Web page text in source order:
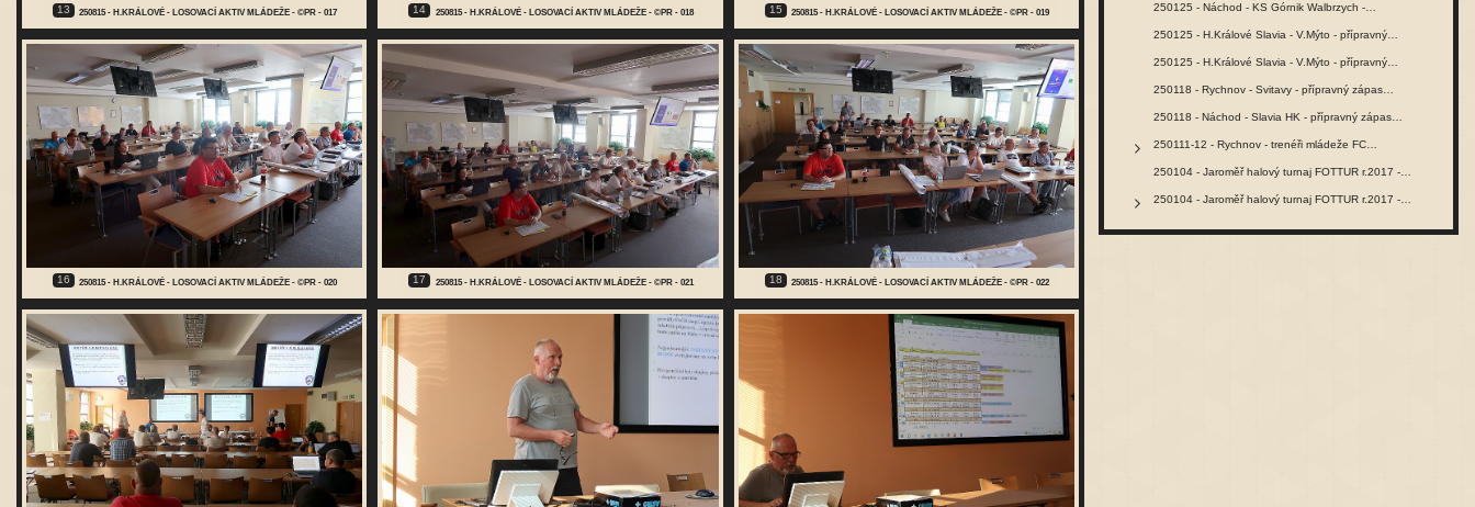
13 250815 - H.KRÁLOVÉ - LOSOVACÍ AKTIV MLÁDEŽE - ©PR - 017 14 250815 - H.KRÁLOVÉ - LOSOVACÍ AKTIV MLÁDEŽE - ©PR - 018 15 250815 - H.KRÁLOVÉ - LOSOVACÍ AKTIV MLÁDEŽE - ©PR - 019
16 250815 - H.KRÁLOVÉ - LOSOVACÍ AKTIV MLÁDEŽE - ©PR - 020 17 250815 - H.KRÁLOVÉ - LOSOVACÍ AKTIV MLÁDEŽE - ©PR - 021 18 250815 - H.KRÁLOVÉ - LOSOVACÍ AKTIV MLÁDEŽE - ©PR - 022
250125 - Náchod - KS Górnik Walbrzych -…
250125 - H.Králové Slavia - V.Mýto - přípravný…
250125 - H.Králové Slavia - V.Mýto - přípravný…
250118 - Rychnov - Svitavy - přípravný zápas…
250118 - Náchod - Slavia HK - přípravný zápas…
250111-12 - Rychnov - trenéři mládeže FC…
250104 - Jaroměř halový turnaj FOTTUR r.2017 -…
250104 - Jaroměř halový turnaj FOTTUR r.2017 -…